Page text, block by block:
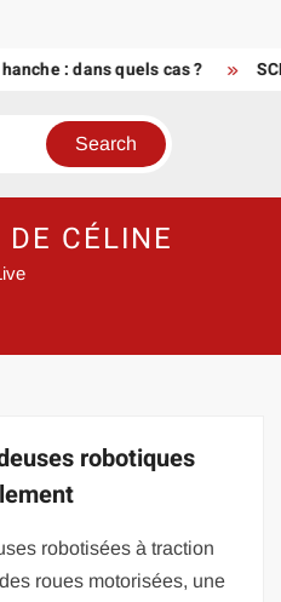
: dans quels cas ? SCPI
DE CÉLINE
robotiques
robotisées à traction
roues motorisées, une